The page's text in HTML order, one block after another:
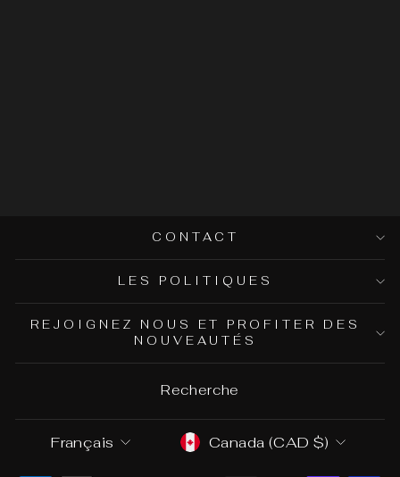
CONTACT
LES POLITIQUES
REJOIGNEZ NOUS ET PROFITER DES
NOUVEAUTÉS
Recherche
Langue
Français DeviseCanada (CAD $)